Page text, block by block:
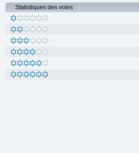
Statistiques des votes